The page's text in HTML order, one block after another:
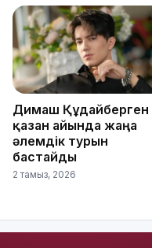
Димаш Құдайберген
қазан айында жаңа
әлемдік турын
бастайды
2 тамыз, 2026